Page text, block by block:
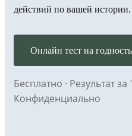
действий по вашей истории.
Онлайн тест на
Бесплатно · Результат за
Конфиденциально